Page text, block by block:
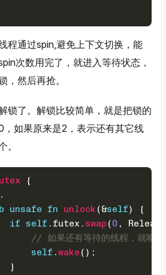
程通过spin,避免上下文切换，能
次数用完了，就进入等待状态，
，然后再抢。
锁了。解锁比较简单，就是把锁的
，如果原来是2，表示还有其它线
。
{
unsafe fn unlock (&self) {
if
self .futex. swap (0 ,
// 如果还有等待的线程，就唤醒
self .wake ();
}